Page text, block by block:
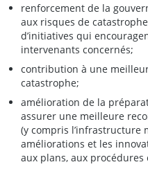
renforcement de la
aux risques de
d’initiatives qui
intervenants concernés;
contribution à une
catastrophe;
amélioration de la
assurer une meilleure
(y compris l’infrastructure
améliorations et les
aux plans, aux procédures